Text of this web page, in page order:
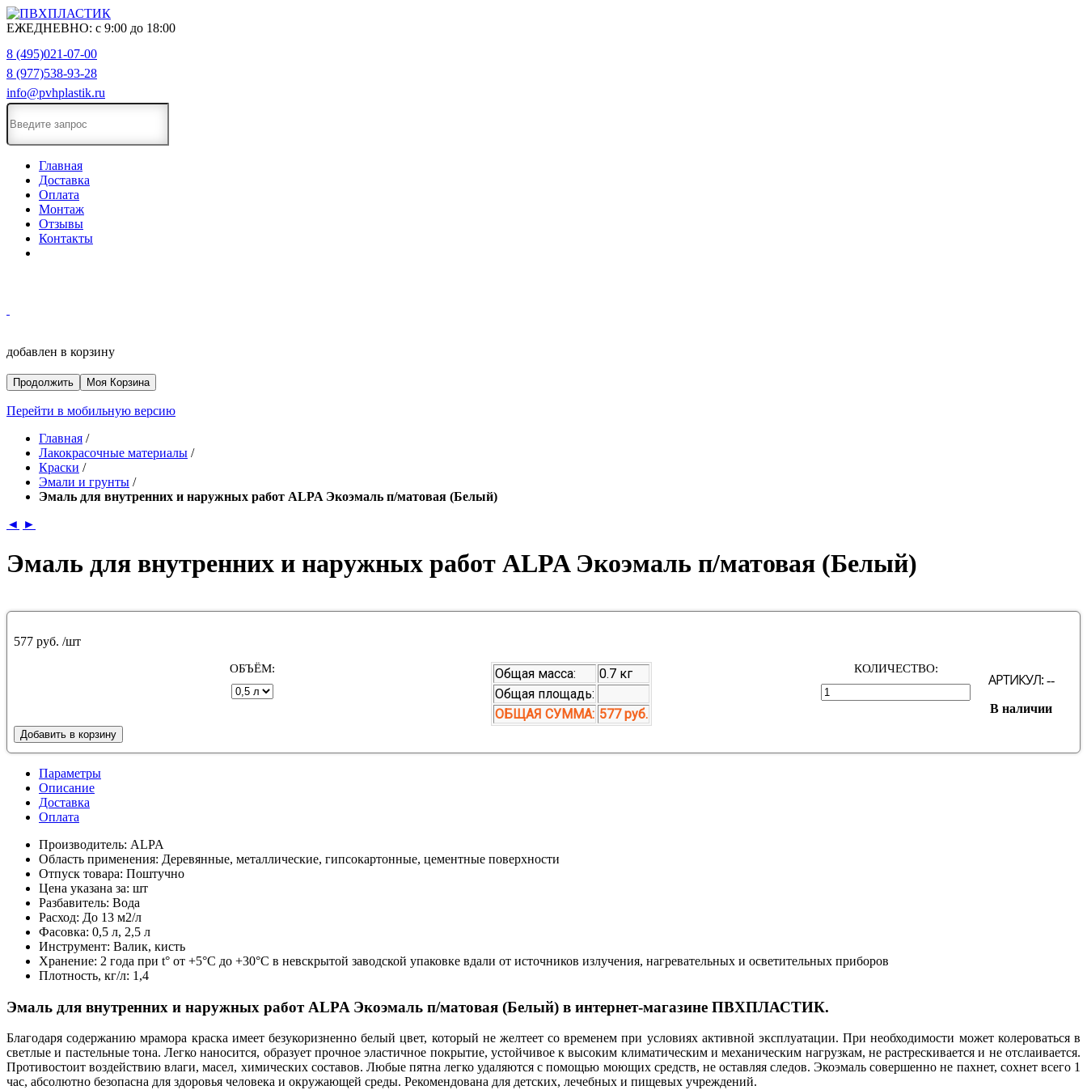
ЕЖЕДНЕВНО: с 9:00 до 18:00
8 (495)021-07-00
8 (977)538-93-28
info@pvhplastik.ru
Главная
Доставка
Оплата
Монтаж
Отзывы
Контакты
добавлен в корзину
Продолжить Моя Корзина
Перейти в мобильную версию
Главная /
Лакокрасочные материалы /
Краски /
Эмали и грунты /
Эмаль для внутренних и наружных работ ALPA Экоэмаль п/матовая (Белый)
◄ ►
Эмаль для внутренних и наружных работ ALPA Экоэмаль п/матовая (Белый)
577 руб. /шт
АРТИКУЛ: --
В наличии
ОБЪЁМ: КОЛИЧЕСТВО:
Общая масса:
0.7 кг
Общая площадь:
ОБЩАЯ СУММА: 577 руб.
Добавить в корзину
Параметры
Описание
Доставка
Оплата
Производитель: ALPA
Область применения: Деревянные, металлические, гипсокартонные, цементные поверхности
Отпуск товара: Поштучно
Цена указана за: шт
Разбавитель: Вода
Расход: До 13 м2/л
Фасовка: 0,5 л, 2,5 л
Инструмент: Валик, кисть
Хранение: 2 года при t° от +5°С до +30°С в невскрытой заводской упаковке вдали от источников излучения, нагревательных и осветительных приборов
Плотность, кг/л: 1,4
Эмаль для внутренних и наружных работ ALPA Экоэмаль п/матовая (Белый) в интернет-магазине ПВХПЛАСТИК.
Благодаря содержанию мрамора краска имеет безукоризненно белый цвет, который не желтеет со временем при условиях активной эксплуатации. При необходимости может колероваться в
светлые и пастельные тона. Легко наносится, образует прочное эластичное покрытие, устойчивое к высоким климатическим и механическим нагрузкам, не растрескивается и не отслаивается.
Противостоит воздействию влаги, масел, химических составов. Любые пятна легко удаляются с помощью моющих средств, не оставляя следов. Экоэмаль совершенно не пахнет, сохнет всего 1
час, абсолютно безопасна для здоровья человека и окружающей среды. Рекомендована для детских, лечебных и пищевых учреждений.